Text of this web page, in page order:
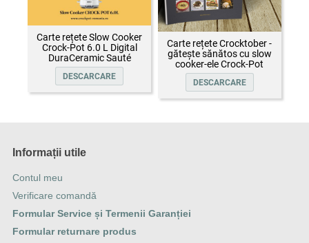
Carte rețete Slow Cooker
Crock-Pot 6.0 L Digital
DuraCeramic Sauté
DESCARCARE
Carte rețete Crocktober -
gătește sănătos cu slow
cooker-ele Crock-Pot
DESCARCARE
Informații utile
Contul meu
Verificare comandă
Formular Service și Termenii Garanției
Formular returnare produs